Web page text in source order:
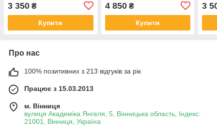
3 350 ₴
Купити
4 850₴
Купити
3
Про нас
100% позитивних з 213 відгуків за рік
Працює з 15.03.2013
м. Вінниця
вулиця Академіка Янгеля, 5, Вінницька область, Індекс:
21001, Вінниця, Україна